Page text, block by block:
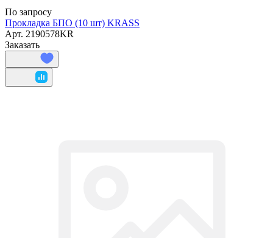
По запросу
Прокладка БПО (10 шт) KRASS
Арт. 2190578KR
Заказать